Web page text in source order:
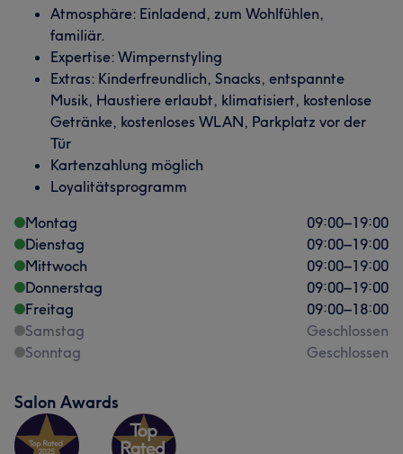
Atmosphäre: Einladend, zum Wohlfühlen,
familiär.
Expertise: Wimpernstyling
Extras: Kinderfreundlich, Snacks, entspannte
Musik, Haustiere erlaubt, klimatisiert, kostenlose
Getränke, kostenloses WLAN, Parkplatz vor der
Tür
Kartenzahlung möglich
Loyalitätsprogramm
Montag
09:00–19:00
Dienstag
09:00–19:00
Mittwoch
09:00–19:00
Donnerstag
09:00–19:00
Freitag
09:00–18:00
Samstag
Geschlossen
Sonntag
Geschlossen
Salon Awards